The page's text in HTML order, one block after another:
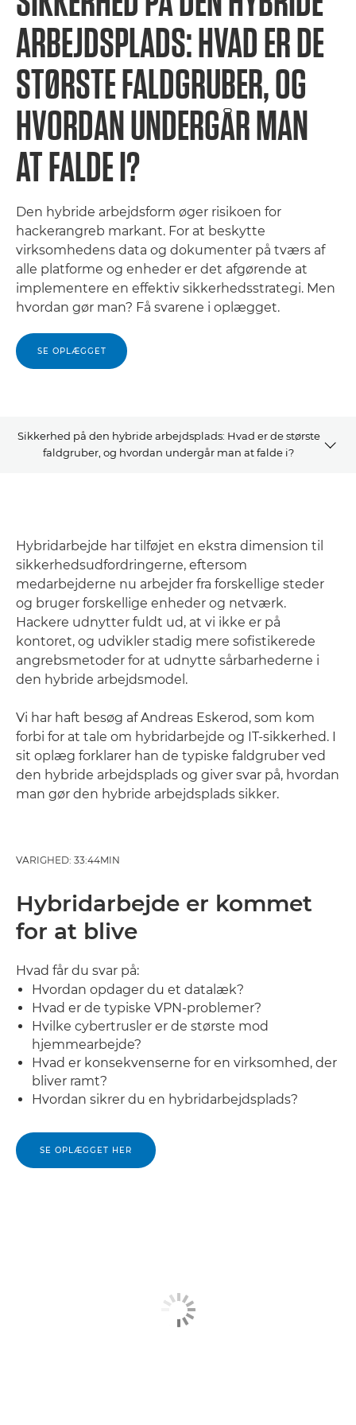
ARBEJDSPLADS: HVAD ER DE
STØRSTE FALDGRUBER, OG
HVORDAN UNDERGÅR MAN
AT FALDE I?
Den hybride arbejdsform øger risikoen for
hackerangreb markant. For at beskytte
virksomhedens data og dokumenter på tværs af
alle platforme og enheder er det afgørende at
implementere en effektiv sikkerhedsstrategi. Men
hvordan gør man? Få svarene i oplægget.
SE OPLÆGGET
Sikkerhed på den hybride arbejdsplads: Hvad er de største
faldgruber, og hvordan undergår man at falde i?
kontakt os
Læs mere
Hybridarbejde har tilføjet en ekstra dimension til
sikkerhedsudfordringerne, eftersom
medarbejderne nu arbejder fra forskellige steder
og bruger forskellige enheder og netværk.
Hackere udnytter fuldt ud, at vi ikke er på
kontoret, og udvikler stadig mere sofistikerede
angrebsmetoder for at udnytte sårbarhederne i
den hybride arbejdsmodel.
Vi har haft besøg af Andreas Eskerod, som kom
forbi for at tale om hybridarbejde og IT-sikkerhed. I
sit oplæg forklarer han de typiske faldgruber ved
den hybride arbejdsplads og giver svar på, hvordan
man gør den hybride arbejdsplads sikker.
VARIGHED: 33:44MIN
Hybridarbejde er kommet
for at blive
Hvad får du svar på:
Hvordan opdager du et datalæk?
Hvad er de typiske VPN-problemer?
Hvilke cybertrusler er de største mod
hjemmearbejde?
Hvad er konsekvenserne for en virksomhed, der
bliver ramt?
Hvordan sikrer du en hybridarbejdsplads?
SE OPLÆGGET HER